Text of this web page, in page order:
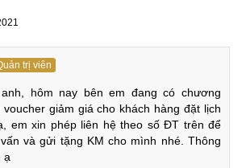
hay chỉ sửa chữa. Khi được sự đồng ý
giá dịch vụ cho khách hàng
trị viên
hôm nay bên em đang có chương
giảm giá cho khách hàng đặt lịch
em xin phép liên hệ theo số ĐT trên để
và gửi tặng KM cho mình nhé. Thông
ạ